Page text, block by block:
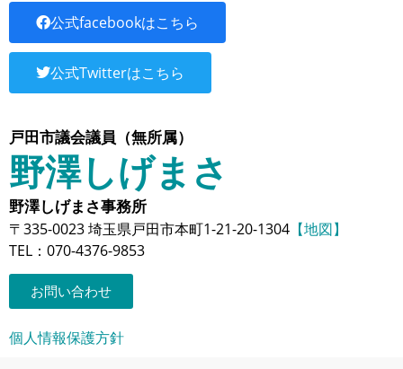
公式facebookはこちら
公式Twitterはこちら
戸田市議会議員（無所属）
野澤しげまさ
野澤しげまさ事務所
〒335-0023 埼玉県戸田市本町1-21-20-1304 【地図】
TEL：070-4376-9853
お問い合わせ
個人情報保護方針